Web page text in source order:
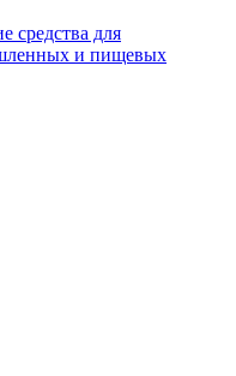
для
и пищевых